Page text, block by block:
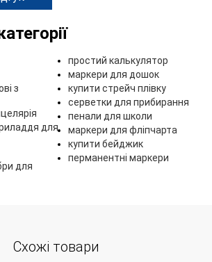
з
для
для
простий калькулятор
маркери для дошок
купити стрейч плівку
серветки для прибирання
пенали для школи
маркери для фліпчарта
купити бейджик
перманентні маркери
Схожі товари